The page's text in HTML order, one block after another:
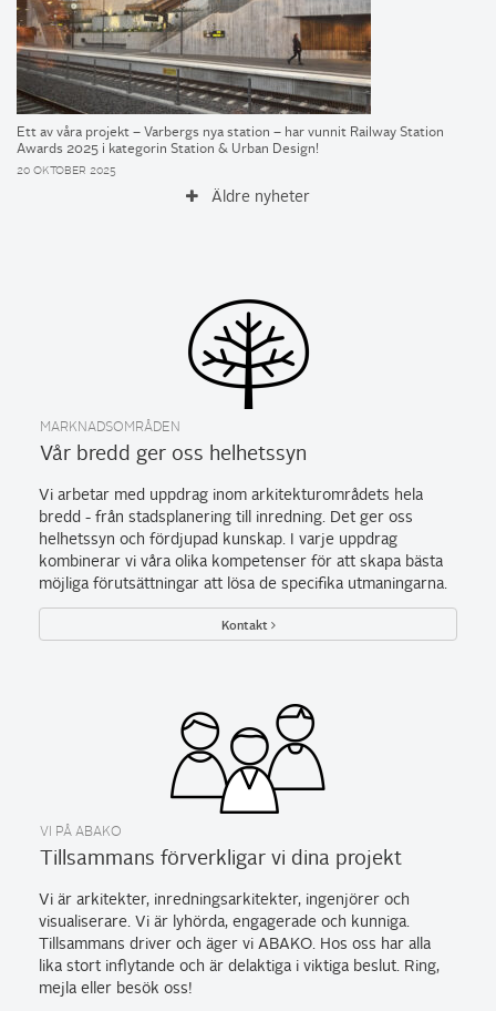
Ett av våra projekt – Varbergs nya station – har vunnit Railway Station
Awards 2025 i kategorin Station & Urban Design!
20 OKTOBER 2025
Äldre nyheter
MARKNADSOMRÅDEN
Vår bredd ger oss helhetssyn
Vi arbetar med uppdrag inom arkitekturområdets hela
bredd - från stadsplanering till inredning. Det ger oss
helhetssyn och fördjupad kunskap. I varje uppdrag
kombinerar vi våra olika kompetenser för att skapa bästa
möjliga förutsättningar att lösa de specifika utmaningarna.
Kontakt
VI PÅ ABAKO
Tillsammans förverkligar vi dina projekt
Vi är arkitekter, inredningsarkitekter, ingenjörer och
visualiserare. Vi är lyhörda, engagerade och kunniga.
Tillsammans driver och äger vi ABAKO. Hos oss har alla
lika stort inflytande och är delaktiga i viktiga beslut. Ring,
mejla eller besök oss!